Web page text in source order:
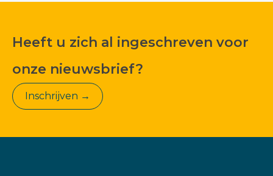
Heeft u zich al ingeschreven voor
onze nieuwsbrief?
Inschrijven →